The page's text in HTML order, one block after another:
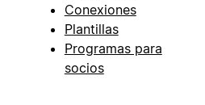
Conexiones
Plantillas
Programas para
socios